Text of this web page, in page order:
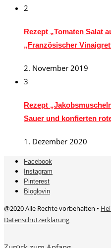
2
Rezept „Tomaten Salat
„Französischer
2. November 2019
3
Rezept
Sauer und konfierten
1. Dezember 2020
Facebook
Instagram
Pinterest
Bloglovin
@2020 Alle Rechte vorbehalten •
Datenschutzerklärung